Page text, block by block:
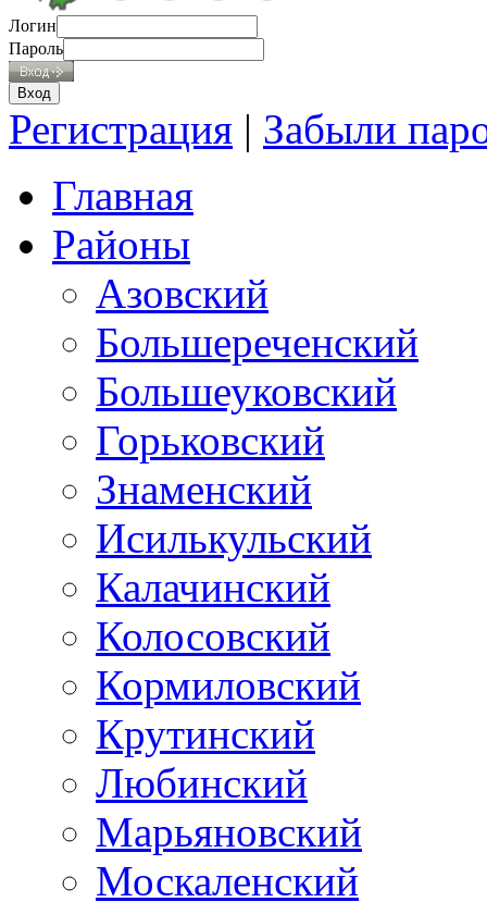
Логин
Пароль
Регистрация | Забыли
Главная
Районы
Азовский
Большереченский
Большеуковский
Горьковский
Знаменский
Исилькульский
Калачинский
Колосовский
Кормиловский
Крутинский
Любинский
Марьяновский
Москаленский